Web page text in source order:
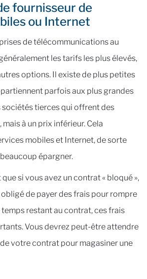
fournisseur de
ou Internet
de télécommunications au
les tarifs les plus élevés,
options. Il existe de plus petites
parfois aux plus grandes
sociétés tierces qui offrent des
à un prix inférieur. Cela
mobiles et Internet, de sorte
épargner.
si vous avez un contrat « bloqué »,
de payer des frais pour rompre
restant au contrat, ces frais
Vous devrez peut-être attendre
votre contrat pour magasiner une